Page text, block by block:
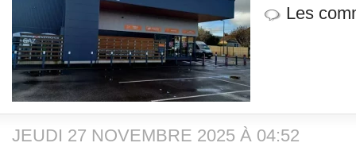
Les
JEUDI 27 NOVEMBRE 2025 À 04:52